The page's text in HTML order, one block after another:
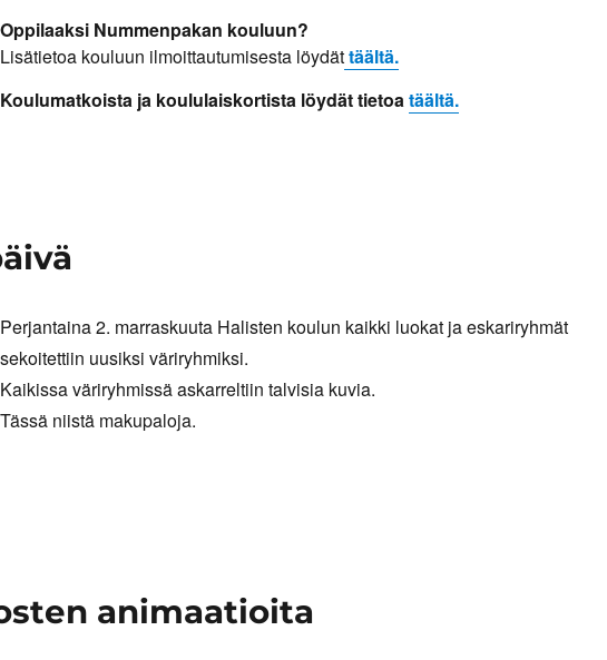
Oppilaaksi Nummenpakan kouluun?
Lisätietoa kouluun ilmoittautumisesta löydättäältä.
Koulumatkoista ja koululaiskortista löydät tietoatäältä.
Perjantaina 2. marraskuuta Halisten koulun kaikki luokat ja eskariryhmät
sekoitettiin uusiksi väriryhmiksi.
Kaikissa väriryhmissä askarreltiin talvisia kuvia.
Tässä niistä makupaloja.
animaatioita